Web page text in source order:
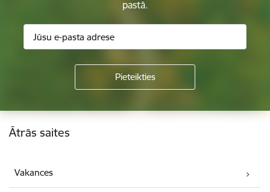
pastā.
Kājene
Ātrās saites
Vakances